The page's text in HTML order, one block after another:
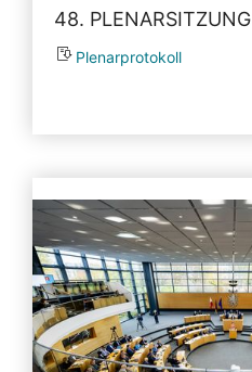
48. PLENARSITZUNG
Plenarprotokoll